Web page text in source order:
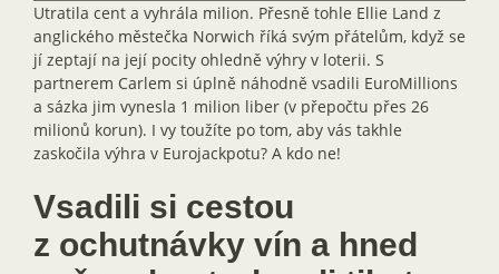
Utratila cent a vyhrála milion. Přesně tohle Ellie Land z
anglického městečka Norwich říká svým přátelům, když se
jí zeptají na její pocity ohledně výhry v loterii. S
partnerem Carlem si úplně náhodně vsadili EuroMillions
a sázka jim vynesla 1 milion liber (v přepočtu přes 26
milionů korun). I vy toužíte po tom, aby vás takhle
zaskočila výhra v Eurojackpotu? A kdo ne!
Vsadili si cestou
z ochutnávky vín a hned